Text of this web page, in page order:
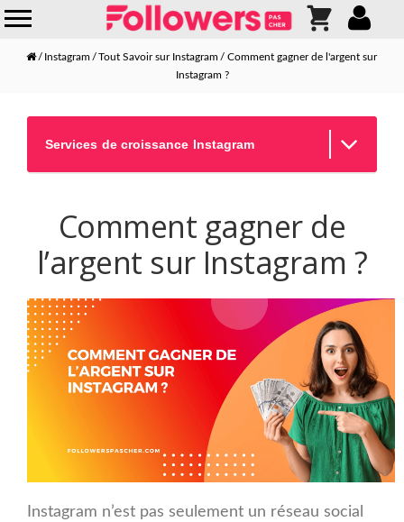
Instagram Tout Savoir sur Instagram
Comment gagner de l'argent sur
Instagram ?
Services de croissance Instagram
Comment gagner de
l’argent sur Instagram ?
Instagram n’est pas seulement un réseau social